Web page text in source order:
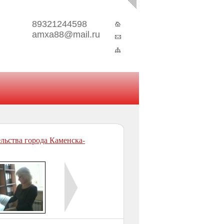
89321244598
amxa88@mail.ru
•
•
города Каменска-